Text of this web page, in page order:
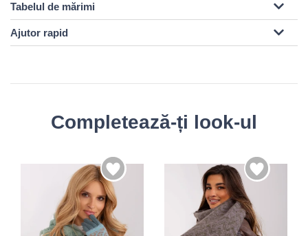
Tabelul de mărimi
Ajutor rapid
Completează-ți look-ul